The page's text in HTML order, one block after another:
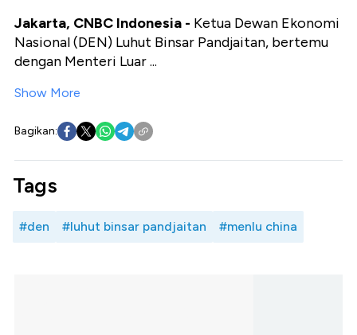
Jakarta, CNBC Indonesia - Ketua Dewan Ekonomi
Nasional (DEN) Luhut Binsar Pandjaitan, bertemu
dengan Menteri Luar ...
Show More
Bagikan:
Tags
#den #luhut binsar pandjaitan #menlu china